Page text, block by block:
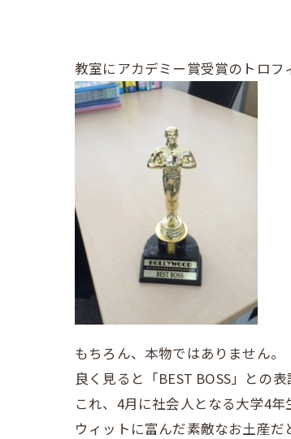
教室にアカデミー賞受賞のトロフ
もちろん、本物ではありません。
良く見ると「BEST BOSS」との表
これ、4月に社会人となる大学4
ウィットに富んだ素敵なお土産だ